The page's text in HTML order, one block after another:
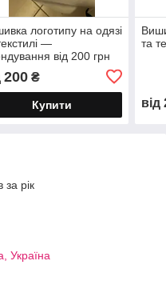
логотипу на одязі
—
від 200 грн
200₴
Купити
та
від
за рік
Україна